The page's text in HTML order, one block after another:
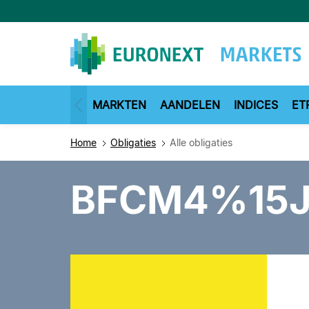
en
MARKTEN AANDELEN INDICES
Home Obligaties Alle obligaties